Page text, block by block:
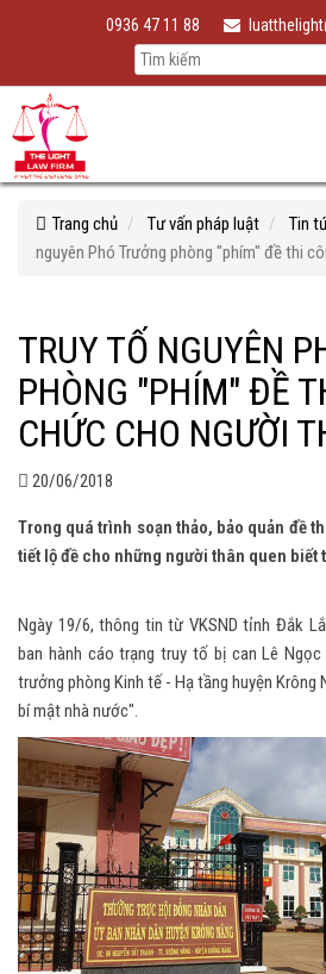
0936 47 11 88
Trang chủ Tư vấn pháp luật Tin
nguyên Phó Trưởng phòng "phím" đề thi
TRUY TỐ NGUYÊN
PHÒNG "PHÍM" ĐỀ
CHỨC CHO NGƯỜI
20/06/2018
Trong quá trình soạn thảo, bảo quản đề
tiết lộ đề cho những người thân quen biết
Ngày 19/6, thông tin từ VKSND tỉnh Đắk
ban hành cáo trạng truy tố bị can Lê Ngọc
trưởng phòng Kinh tế - Hạ tầng huyện Krông
bí mật nhà nước".